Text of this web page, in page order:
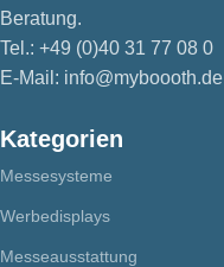
Beratung.
Tel.: +49 (0)40 31 77 08 0
E-Mail: info@myboooth.de
Kategorien
Messesysteme
Werbedisplays
Messeausstattung